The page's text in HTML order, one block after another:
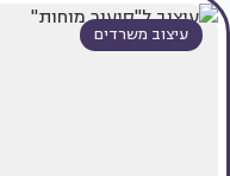
עיצוב משרדים